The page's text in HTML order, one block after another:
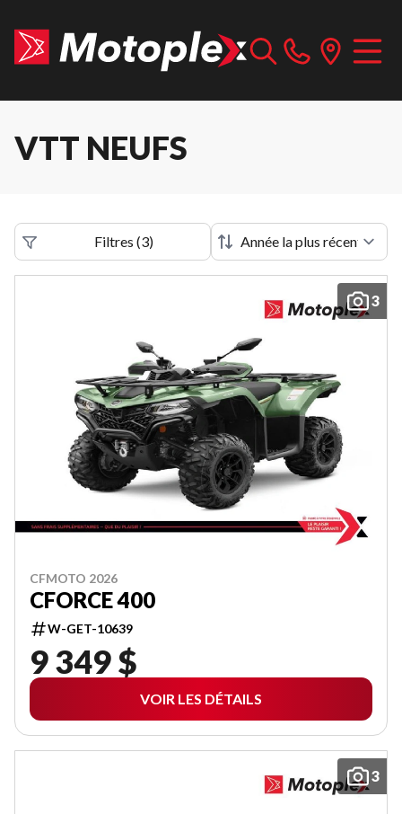
VTT NEUFS
Filtres (3)
3
CFMOTO 2026
CFORCE 400
W-GET-10639
9 349 $
VOIR LES DÉTAILS
3